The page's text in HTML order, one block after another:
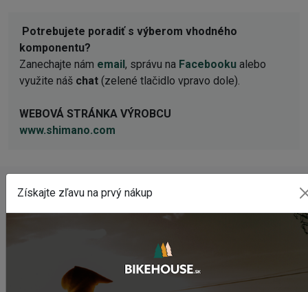
Potrebujete poradiť s výberom vhodného
komponentu?
Zanechajte nám email, správu na Facebooku alebo
využite náš chat (zelené tlačidlo vpravo dole).
WEBOVÁ STRÁNKA VÝROBCU
www.shimano.com
Predné svetlo CRUSSIS CRS 1200
Získajte zľavu na prvý nákup